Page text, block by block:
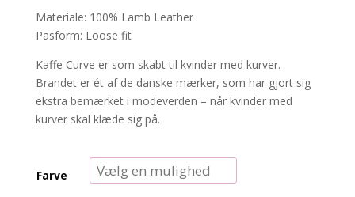
Materiale: 100% Lamb Leather
Pasform: Loose fit
Kaffe Curve er som skabt til kvinder med kurver.
Brandet er ét af de danske mærker, som har gjort sig
ekstra bemærket i modeverden – når kvinder med
kurver skal klæde sig på.
Farve